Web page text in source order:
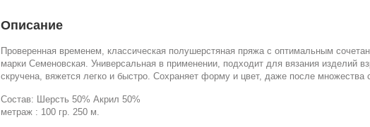
Описание
Проверенная временем, классическая полушерстяная пряжа с оптимальным
марки Семеновская. Универсальная в применении, подходит для вязания изделий
скручена, вяжется легко и быстро. Сохраняет форму и цвет, даже после множества
Состав: Шерсть 50% Акрил 50%
метраж : 100 гр. 250 м.